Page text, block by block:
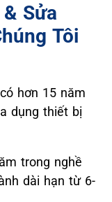
Sửa
Tôi
hơn 15 năm
dụng thiết bị
trong nghề
dài hạn từ 6-